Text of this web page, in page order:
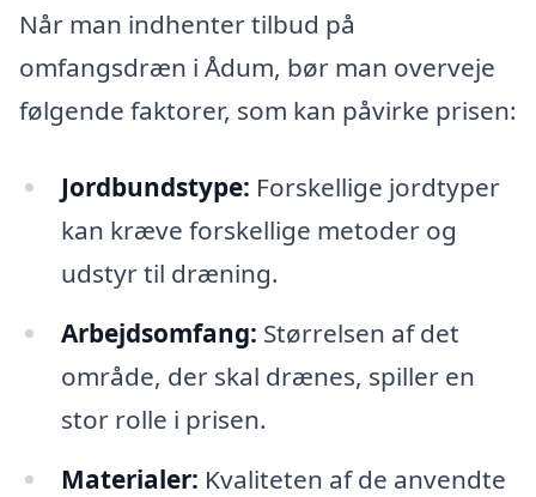
Når man indhenter tilbud på
omfangsdræn i Ådum, bør man overveje
følgende faktorer, som kan påvirke prisen:
Jordbundstype: Forskellige jordtyper
kan kræve forskellige metoder og
udstyr til dræning.
Arbejdsomfang: Størrelsen af det
område, der skal drænes, spiller en
stor rolle i prisen.
Materialer: Kvaliteten af de anvendte